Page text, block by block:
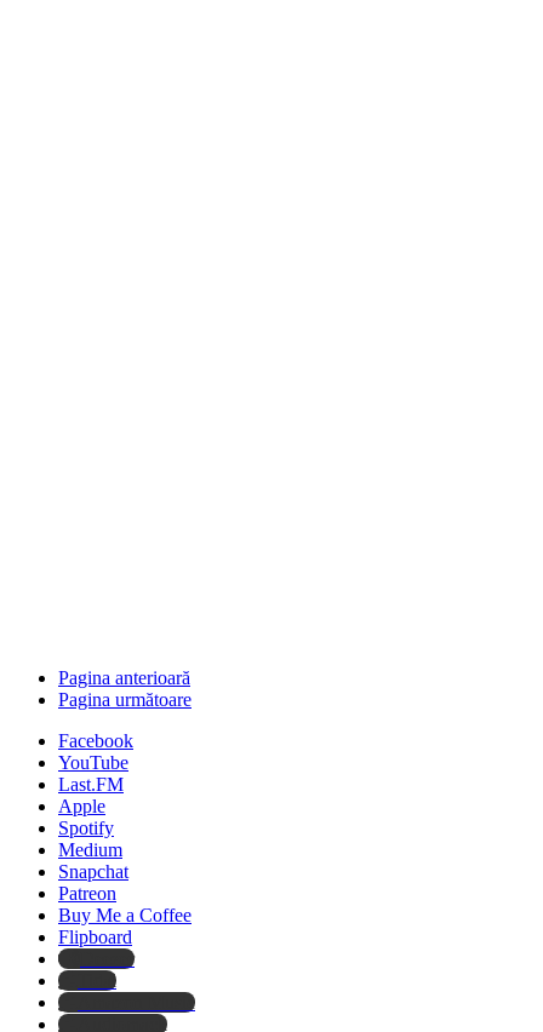
Pagina anterioară
Pagina următoare
Facebook
YouTube
Last.FM
Apple
Spotify
Medium
Snapchat
Patreon
Buy Me a Coffee
Flipboard
Deezer
Tidal
Amazon Music
Audiomack